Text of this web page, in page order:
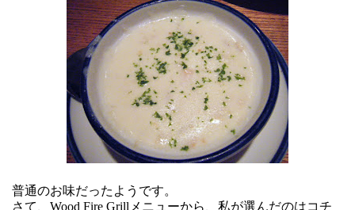
普通のお味だったようです。
さて、Wood Fire Grillメニューから、私が選んだのはコチ